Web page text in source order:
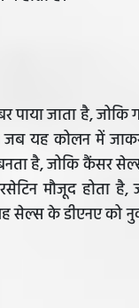
पाया जाता है, जोकि
यह कोलन में जाकर
है, जोकि कैंसर
मौजूद होता है,
सेल्स के डीएनए को